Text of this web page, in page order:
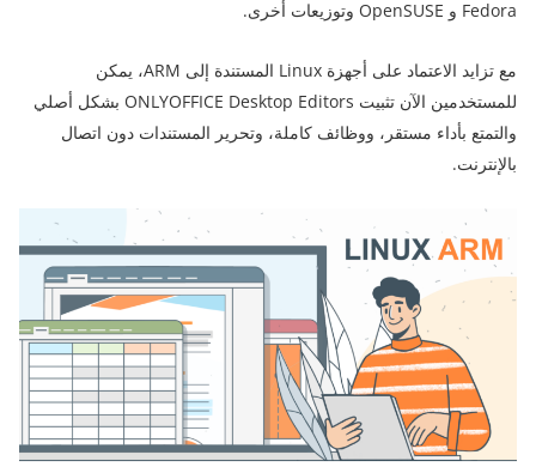
Fedora و OpenSUSE وتوزيعات أخرى.
مع تزايد الاعتماد على أجهزة Linux المستندة إلى ARM، يمكن
للمستخدمين الآن تثبيت ONLYOFFICE Desktop Editors بشكل أصلي
والتمتع بأداء مستقر، ووظائف كاملة، وتحرير المستندات دون اتصال
بالإنترنت.